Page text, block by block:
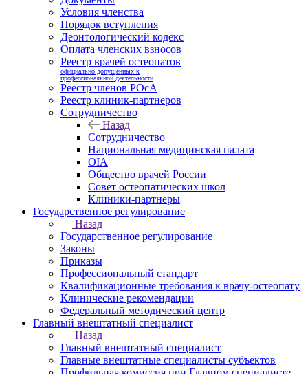
Условия членства
Порядок вступления
Деонтологический кодекс
Оплата членских взносов
Реестр врачей остеопатов
официально допущенных к
профессиональной деятельности
Реестр членов РОсА
Реестр клиник-партнеров
Сотрудничество
Назад
Сотрудничество
Национальная медицинская палата
OIA
Общество врачей России
Совет остеопатических школ
Клиники-партнеры
Государственное регулирование
Назад
Государственное регулирование
Законы
Приказы
Профессиональный стандарт
Квалификационные требования к врачу-остеопату
Клинические рекомендации
Федеральный методический центр
Главный внештатный специалист
Назад
Главный внештатный специалист
Главные внештатные специалисты субъектов